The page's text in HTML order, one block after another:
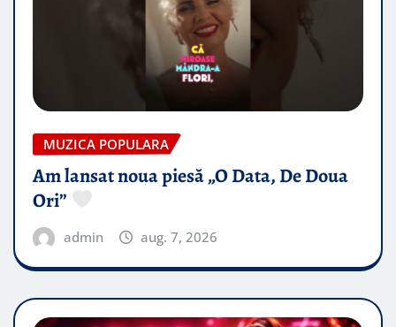
MUZICA POPULARA
Am lansat noua piesă „O Data, De Doua
Ori”
admin aug. 7, 2026